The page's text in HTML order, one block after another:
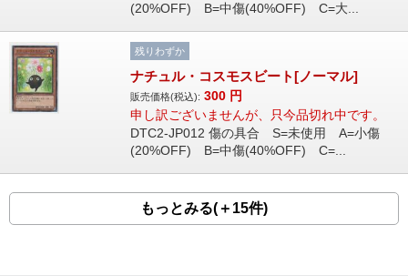
(20%OFF) B=中傷(40%OFF) C=大...
残りわずか
ナチュル・コスモスビート[ノーマル]
販売価格(税込): 300 円
申し訳ございませんが、只今品切れ中です。
DTC2-JP012 傷の具合 S=未使用 A=小傷
(20%OFF) B=中傷(40%OFF) C=...
もっとみる(＋15件)